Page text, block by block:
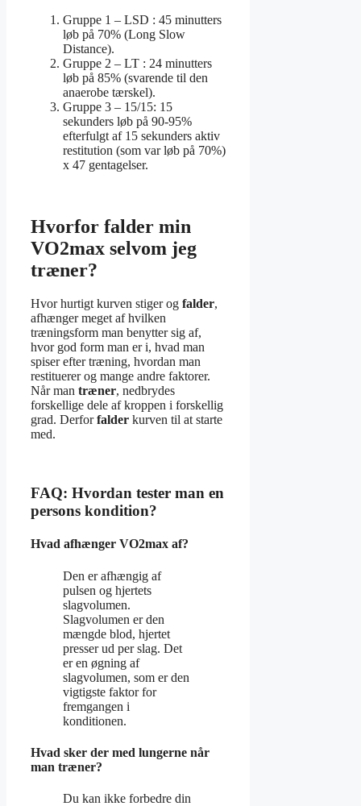
Gruppe 1 – LSD : 45 minutters
løb på 70% (Long Slow
Distance).
Gruppe 2 – LT : 24 minutters
løb på 85% (svarende til den
anaerobe tærskel).
Gruppe 3 – 15/15: 15
sekunders løb på 90-95%
efterfulgt af 15 sekunders aktiv
restitution (som var løb på 70%)
x 47 gentagelser.
Hvorfor falder min
VO2max selvom jeg
træner?
Hvor hurtigt kurven stiger og falder,
afhænger meget af hvilken
træningsform man benytter sig af,
hvor god form man er i, hvad man
spiser efter træning, hvordan man
restituerer og mange andre faktorer.
Når man træner, nedbrydes
forskellige dele af kroppen i forskellig
grad. Derforfalder kurven til at starte
med.
FAQ: Hvordan tester man en
persons kondition?
Hvad afhænger VO2max af?
Den er afhængig af
pulsen og hjertets
slagvolumen.
Slagvolumen er den
mængde blod, hjertet
presser ud per slag. Det
er en øgning af
slagvolumen, som er den
vigtigste faktor for
fremgangen i
konditionen.
Hvad sker der med lungerne når
man træner?
Du kan ikke forbedre din